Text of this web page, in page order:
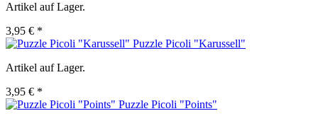
Artikel auf Lager.
3,95 € *
Puzzle Picoli "Karussell"
Artikel auf Lager.
3,95 € *
Puzzle Picoli "Points"